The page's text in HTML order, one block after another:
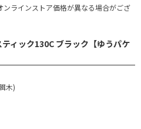
ラインストア価格が異なる場合がござ
ィック130C ブラック【ゆうパケ
木)